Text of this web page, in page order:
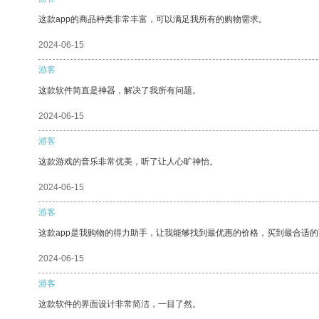
这款app的商品种类非常丰富，可以满足我所有的购物需求。
2024-06-15
游客
这款软件简直是神器，解决了我所有问题。
2024-06-15
游客
这款游戏的音乐非常优美，听了让人心旷神怡。
2024-06-15
游客
这款app是我购物的得力助手，让我能够找到最优惠的价格，买到最合适
2024-06-15
游客
这款软件的界面设计非常简洁，一目了然。